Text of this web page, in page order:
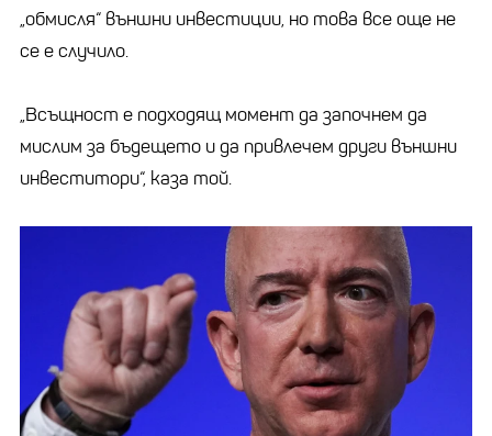
„обмисля“ външни инвестиции, но това все още не
се е случило.
„Всъщност е подходящ момент да започнем да
мислим за бъдещето и да привлечем други външни
инвеститори“, каза той.